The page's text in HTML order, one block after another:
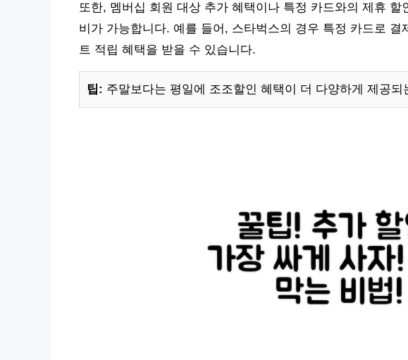
또한, 멤버십 회원 대상 추가 혜택이나 특정 카드와의 제휴
비가 가능합니다. 예를 들어, 스타벅스의 경우 특정 카드로 결
트 적립 혜택을 받을 수 있습니다.
팁: 주말보다는 평일에 조조할인 혜택이 더 다양하게 제공되